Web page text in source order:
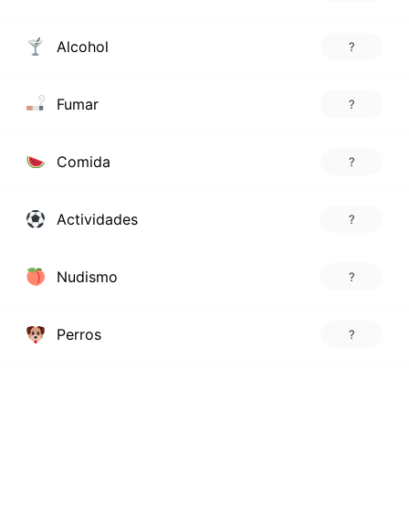
Alcohol ?
Fumar ?
Comida ?
Actividades ?
Nudismo ?
Perros ?